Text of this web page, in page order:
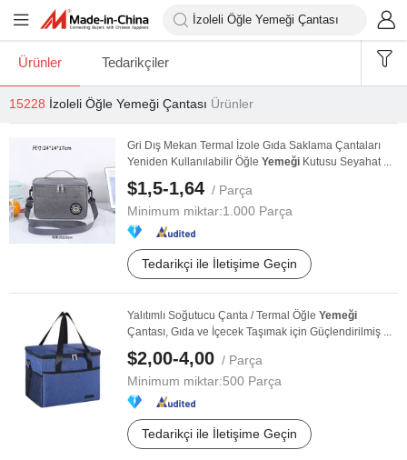
Ürünler Tedarikçiler
15228 İzoleli Öğle Yemeği Çantası Ürünler
Gri Dış Mekan Termal İzole Gıda Saklama Çantaları
Yeniden Kullanılabilir Öğle Yemeği Kutusu Seyahat ...
$1,5-1,64 / Parça
Minimum miktar:1.000 Parça
Tedarikçi ile İletişime Geçin
Yalıtımlı Soğutucu Çanta / Termal Öğle Yemeği
Çantası, Gıda ve İçecek Taşımak için Güçlendirilmiş ...
$2,00-4,00 / Parça
Minimum miktar:500 Parça
Tedarikçi ile İletişime Geçin